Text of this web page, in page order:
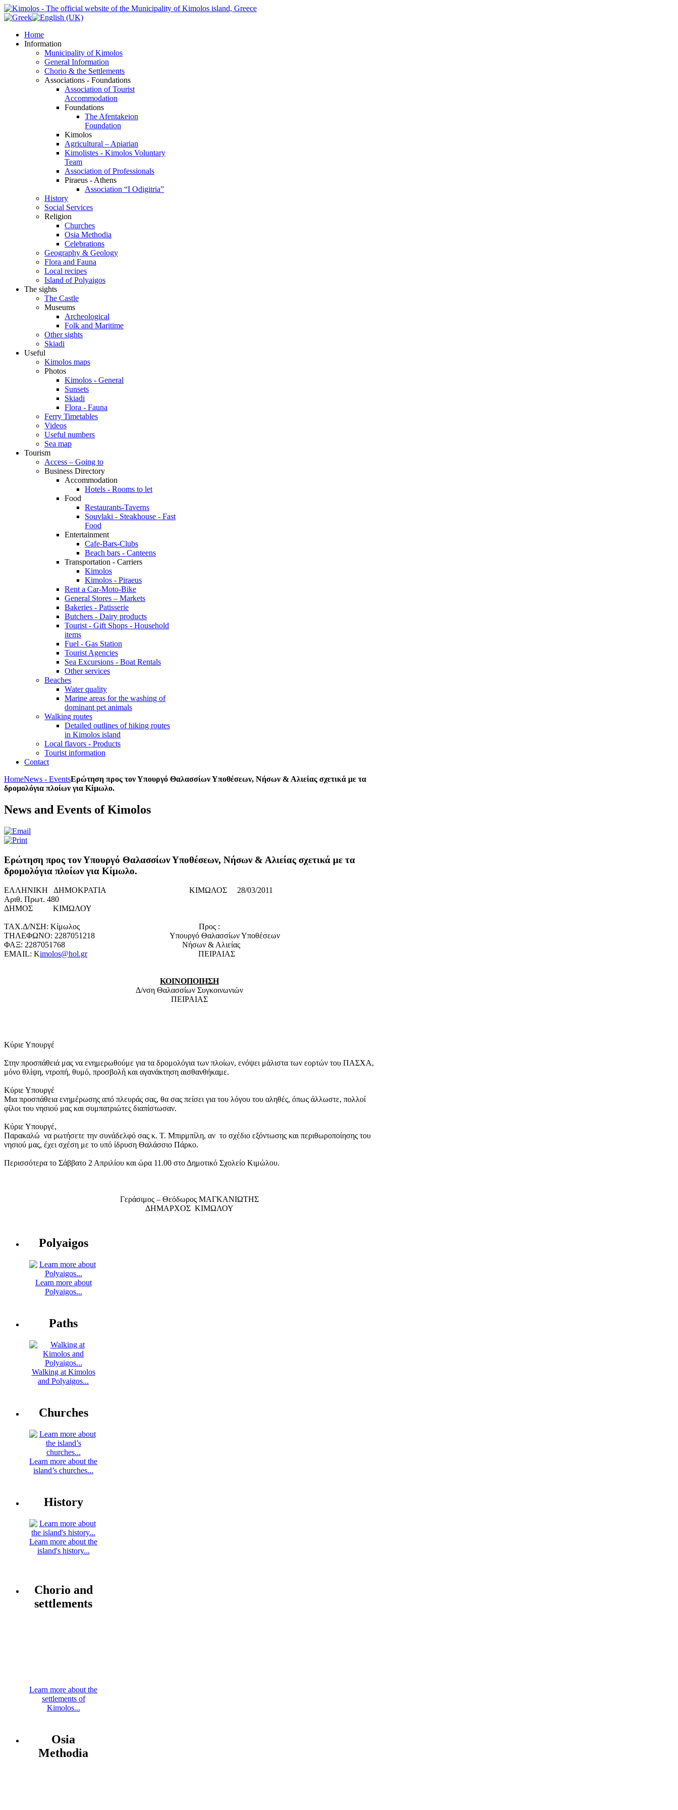
Home
Information
Municipality of Kimolos
General Information
Chorio & the Settlements
Associations - Foundations
Association of Tourist
Accommodation
Foundations
The Afentakeion
Foundation
Kimolos
Agricultural – Apiarian
Kimolistes - Kimolos Voluntary
Team
Association of Professionals
Piraeus - Athens
Association “I Odigitria”
History
Social Services
Religion
Churches
Osia Methodia
Celebrations
Geography & Geology
Flora and Fauna
Local recipes
Island of Polyaigos
The sights
The Castle
Museums
Archeological
Folk and Maritime
Other sights
Skiadi
Useful
Kimolos maps
Photos
Kimolos - General
Sunsets
Skiadi
Flora - Fauna
Ferry Timetables
Videos
Useful numbers
Sea map
Tourism
Access – Going to
Business Directory
Accommodation
Hotels - Rooms to let
Food
Restaurants-Taverns
Souvlaki - Steakhouse - Fast
Food
Entertainment
Cafe-Bars-Clubs
Beach bars - Canteens
Transportation - Carriers
Kimolos
Kimolos - Piraeus
Rent a Car-Moto-Bike
General Stores – Markets
Bakeries - Patisserie
Butchers - Dairy products
Tourist - Gift Shops - Household
items
Fuel - Gas Station
Tourist Agencies
Sea Excursions - Boat Rentals
Other services
Beaches
Water quality
Marine areas for the washing of
dominant pet animals
Walking routes
Detailed outlines of hiking routes
in Kimolos island
Local flavors - Products
Tourist information
Contact
HomeNews - EventsΕρώτηση προς τον Υπουργό Θαλασσίων Υποθέσεων, Νήσων & Αλιείας σχετικά με τα
δρομολόγια πλοίων για Κίμωλο.
News and Events of Kimolos
Ερώτηση προς τον Υπουργό Θαλασσίων Υποθέσεων, Νήσων & Αλιείας σχετικά με τα
δρομολόγια πλοίων για Κίμωλο.
ΕΛΛΗΝΙΚΗ ΔΗΜΟΚΡΑΤΙΑ ΚΙΜΩΛΟΣ 28/03/2011
Αριθ. Πρωτ. 480
ΔΗΜΟΣ ΚΙΜΩΛΟΥ
ΤΑΧ.Δ/ΝΣΗ: Κίμωλος Προς :
ΤΗΛΕΦΩΝΟ: 2287051218 Yπουργό Θαλασσίων Υποθέσεων
ΦΑΞ: 2287051768 Νήσων & Αλιείας
EMAIL: Κimolos@hol.grΠΕΙΡΑΙΑΣ
ΚΟΙΝΟΠΟΙΗΣΗ
Δ/νση Θαλασσίων Συγκοινωνιών
ΠΕΙΡΑΙΑΣ
Κύριε Υπουργέ
Στην προσπάθειά μας να ενημερωθούμε για τα δρομολόγια των πλοίων, ενόψει μάλιστα των εορτών του ΠΑΣΧΑ,
μόνο θλίψη, ντροπή, θυμό, προσβολή και αγανάκτηση αισθανθήκαμε.
Κύριε Υπουργέ
Μια προσπάθεια ενημέρωσης από πλευράς σας, θα σας πείσει για του λόγου του αληθές, όπως άλλωστε, πολλοί
φίλοι του νησιού μας και συμπατριώτες διαπίστωσαν.
Κύριε Υπουργέ,
Παρακαλώ να ρωτήσετε την συνάδελφό σας κ. Τ. Μπιρμπίλη, αν το σχέδιο εξόντωσης και περιθωροποίησης του
νησιού μας, έχει σχέση με το υπό ίδρυση Θαλάσσιο Πάρκο.
Περισσότερα το Σάββατο 2 Απριλίου και ώρα 11.00 στο Δημοτικό Σχολείο Κιμώλου.
Γεράσιμος – Θεόδωρος ΜΑΓΚΑΝΙΩΤΗΣ
ΔΗΜΑΡΧΟΣ ΚΙΜΩΛΟΥ
Polyaigos
Learn more about
Polyaigos...
Paths
Walking at Kimolos
and Polyaigos...
Churches
Learn more about the
island’s churches...
History
Learn more about the
island's history...
Chorio and
settlements
Learn more about the
settlements of
Kimolos...
Osia
Methodia